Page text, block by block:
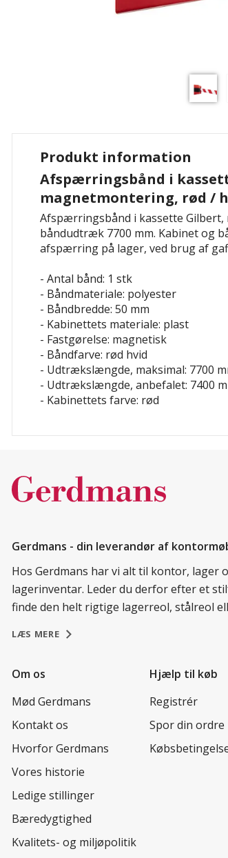
Produkt information
Afspærringsbånd i
magnetmontering, rød /
Afspærringsbånd i kassette
båndudtræk 7700 mm. Kabinet og
afspærring på lager, ved brug af
- Antal bånd: 1 stk
- Båndmateriale: polyester
- Båndbredde: 50 mm
- Kabinettets materiale: plast
- Fastgørelse: magnetisk
- Båndfarve: rød hvid
- Udtrækslængde, maksimal: 7700
- Udtrækslængde, anbefalet: 7400
- Kabinettets farve: rød
Gerdmans - din leverandør af
Hos Gerdmans har vi alt til kontor,
lagerinventar. Leder du derfor efter et
finde den helt rigtige lagerreol, stålreol
LÆS MERE
Om os
Mød Gerdmans
Kontakt os
Hvorfor Gerdmans
Vores historie
Ledige stillinger
Bæredygtighed
Kvalitets- og miljøpolitik
Hjælp til køb
Registrér
Spor din ordre